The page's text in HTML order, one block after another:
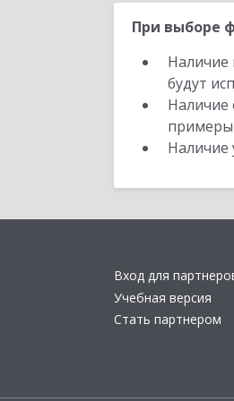
При выборе
Наличие
будут
Наличие
Наличие
Вход для
Учебная версия
Стать партнером